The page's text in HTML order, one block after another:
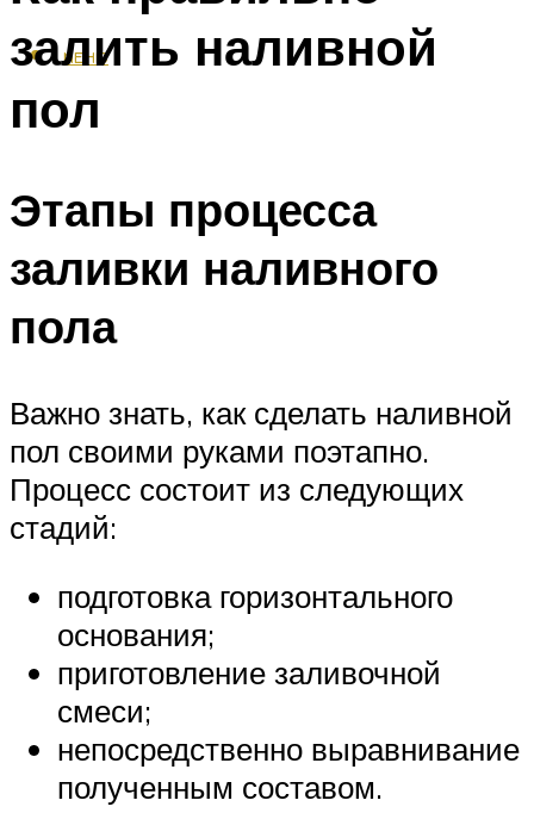
МЕНЮ
залить наливной
пол
Этапы процесса
заливки наливного
пола
Важно знать, как сделать наливной
пол своими руками поэтапно.
Процесс состоит из следующих
стадий:
подготовка горизонтального
основания;
приготовление заливочной
смеси;
непосредственно выравнивание
полученным составом.